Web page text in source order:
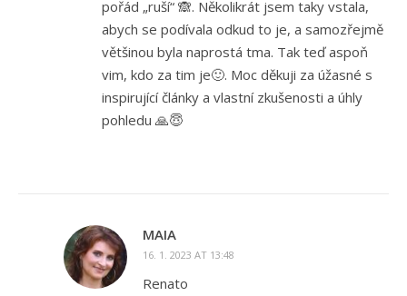
pořád „ruší“ 🙈. Několikrát jsem taky vstala,
abych se podívala odkud to je, a samozřejmě
většinou byla naprostá tma. Tak teď aspoň
vim, kdo za tim je🙂. Moc děkuji za úžasné s
inspirující články a vlastní zkušenosti a úhly
pohledu 🙏😇
MAIA
16. 1. 2023 AT 13:48
Renato